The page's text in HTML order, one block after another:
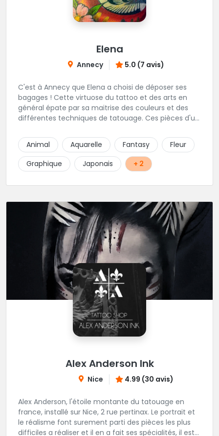
Elena
Annecy 5.0 (7 avis)
C'est à Annecy que Elena a choisi de déposer ses
bagages ! Cette virtuose du tattoo et des arts en
général épate par sa maitrise des couleurs et des
différentes techniques de tatouage. Ces pièces d'un
On vient de très loin pour se faire tatouer par cette
artiste ! N'hésitez pas à la contacter par téléphone:
0648079720 ou messages sur Instagram ou
Facebook.
Animal Aquarelle Fantasy
Fleur
Graphique
Japonais + 2
Alex Anderson Ink
Nice 4.99 (30 avis)
Alex Anderson, l'étoile montante du tatouage en
france, installé sur Nice, 2 rue pertinax. Le portrait et
le réalisme font surement parti des pièces les plus
difficiles a réaliser et il en a fait ses spécialités, il est